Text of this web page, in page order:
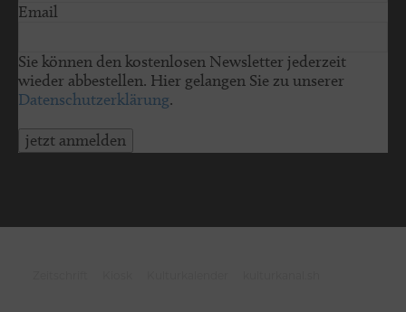
Email
Sie können den kostenlosen Newsletter jederzeit
wieder abbestellen. Hier gelangen Sie zu unserer
Datenschutzerklärung.
jetzt anmelden